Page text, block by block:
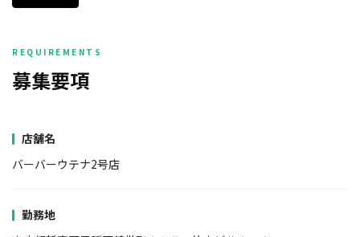
募集要項
店舗名
バーバーウテナ2号店
勤務地